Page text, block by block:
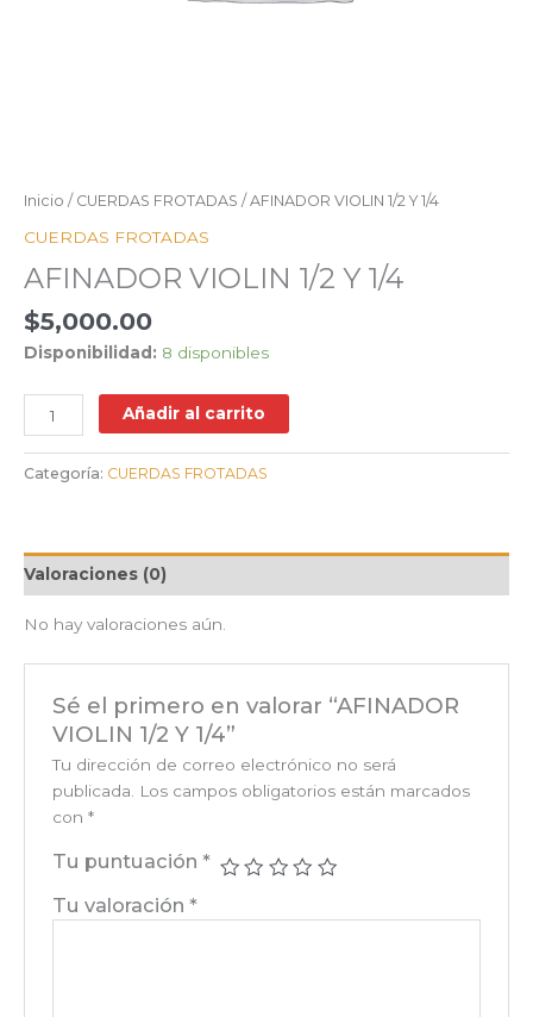
Inicio / CUERDAS FROTADAS / AFINADOR VIOLIN 1/2 Y 1/4
CUERDAS FROTADAS
AFINADOR VIOLIN 1/2 Y 1/4
$5,000.00
Disponibilidad: 8 disponibles
Añadir al carrito
Categoría: CUERDAS FROTADAS
Valoraciones (0)
No hay valoraciones aún.
Sé el primero en valorar “AFINADOR
VIOLIN 1/2 Y 1/4”
Tu dirección de correo electrónico no será
publicada.
Los campos obligatorios están marcados
con *
Tu puntuación *
Tu valoración *